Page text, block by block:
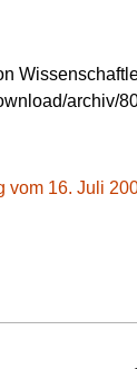
archiv/
16. Juli